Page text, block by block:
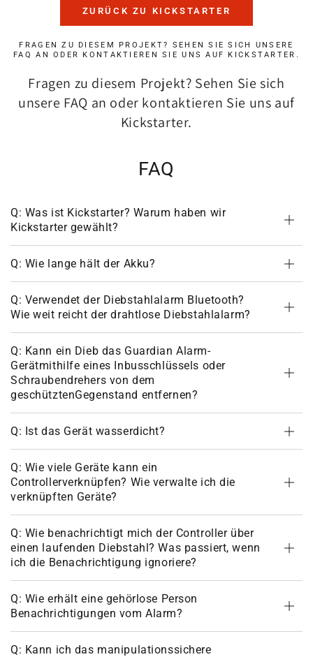
ZURÜCK ZU KICKSTARTER
FRAGEN ZU DIESEM PROJEKT? SEHEN SIE SICH UNSERE
FAQ AN ODER KONTAKTIEREN SIE UNS AUF KICKSTARTER.
Fragen zu diesem Projekt? Sehen Sie sich
unsere FAQ an oder kontaktieren Sie uns auf
Kickstarter.
FAQ
Q: Was ist Kickstarter? Warum haben wir
Kickstarter gewählt?
Q: Wie lange hält der Akku?
Q: Verwendet der Diebstahlalarm Bluetooth?
Wie weit reicht der drahtlose Diebstahlalarm?
Q: Kann ein Dieb das Guardian Alarm-
Gerätmithilfe eines Inbusschlüssels oder
Schraubendrehers von dem
geschütztenGegenstand entfernen?
Q: Ist das Gerät wasserdicht?
Q: Wie viele Geräte kann ein
Controllerverknüpfen? Wie verwalte ich die
verknüpften Geräte?
Q: Wie benachrichtigt mich der Controller über
einen laufenden Diebstahl? Was passiert, wenn
ich die Benachrichtigung ignoriere?
Q: Wie erhält eine gehörlose Person
Benachrichtigungen vom Alarm?
Q: Kann ich das manipulationssichere